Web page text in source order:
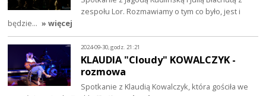
zespołu Lor. Rozmawiamy o tym co było, jest i
będzie... » więcej
2024-09-30, godz. 21:21
KLAUDIA "Cloudy" KOWALCZYK -
rozmowa
Spotkanie z Klaudią Kowalczyk, która gościła we